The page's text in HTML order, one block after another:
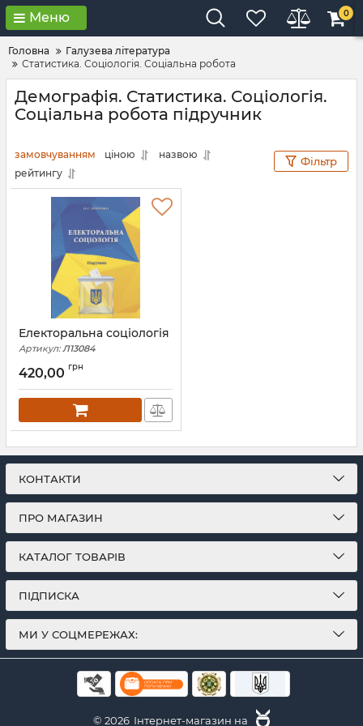
Меню 0
Головна
Галузева література
Статистика. Соціологія. Соціальна робота
Демографія. Статистика. Соціологія.
Соціальна робота підручник
замовчуванням ціною
назвою
рейтингу
Фільтр
Електоральна соціологія
Артикул: Л13084
420,00 грн
КОНТАКТИ
ПРО МАГАЗИН
КАТАЛОГ ТОВАРІВ
ПІДПИСКА
МИ У СОЦМЕРЕЖАХ:
© 2026 Інтернет-магазин на